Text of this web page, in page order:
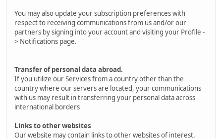
You may also update your subscription preferences with
respect to receiving communications from us and/or our
partners by signing into your account and visiting your Profile -
> Notifications page.
Transfer of personal data abroad.
If you utilize our Services from a country other than the
country where our servers are located, your communications
with us may result in transferring your personal data across
international borders
Links to other websites
Our website may contain links to other websites of interest.